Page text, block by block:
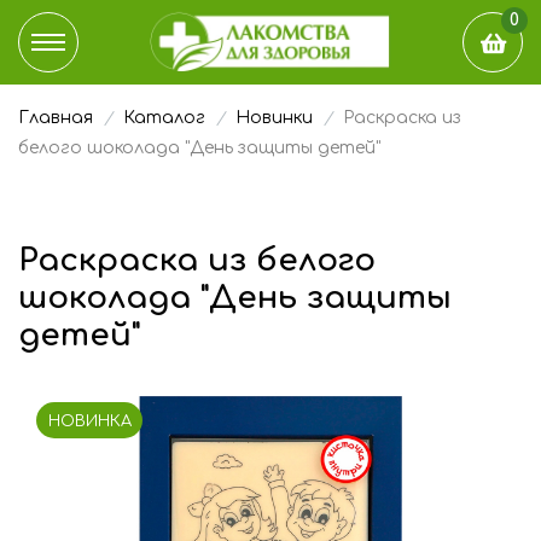
0
КАТАЛОГ
НАШ БЛОГ
ГДЕ КУПИТЬ
О КОМПАНИИ
Главная Каталог Новинки
Раскраска из
белого шоколада "День защиты детей"
Раскраска из белого
шоколада "День защиты
детей"
НОВИНКА